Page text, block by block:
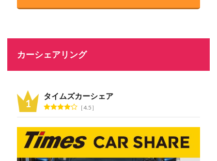
カーシェアリング
タイムズカーシェア
4.5